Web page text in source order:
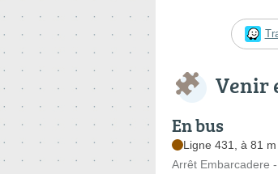
Venir
En bus
Ligne 431, à 81 m
Arrêt Embarcadere